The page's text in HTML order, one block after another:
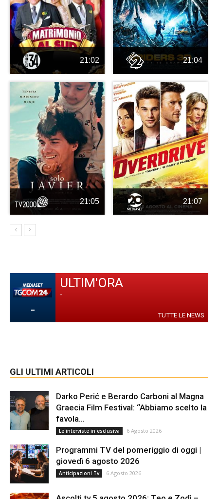
21:02 21:04
21:05 21:07
-
ULTIM'ORA
-
TUTTE LE NEWS
GLI ULTIMI ARTICOLI
Darko Perić e Berardo Carboni al Magna
Graecia Film Festival: “Abbiamo scelto la
favola...
Le interviste in esclusiva 6 Agosto 2026
Programmi TV del pomeriggio di oggi |
giovedì 6 agosto 2026
Anticipazioni Tv 6 Agosto 2026